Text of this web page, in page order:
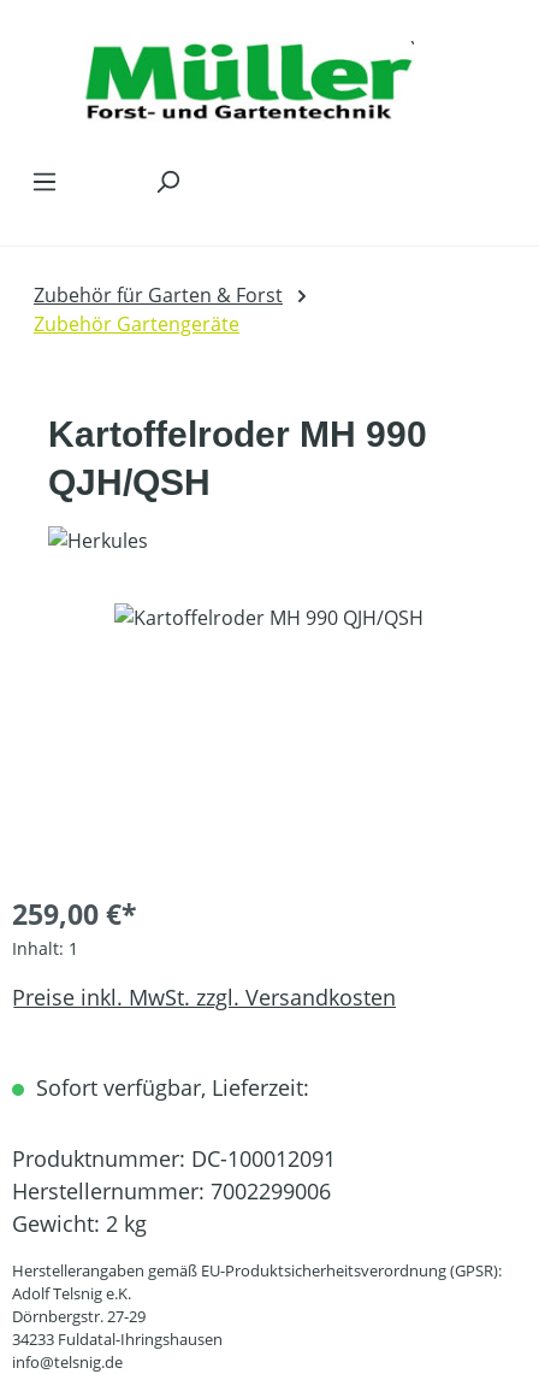
Zubehör für Garten & Forst
Zubehör Gartengeräte
Kartoffelroder MH 990
QJH/QSH
Bildergalerie überspringen
259,00 €*
Inhalt: 1
Preise inkl. MwSt. zzgl. Versandkosten
Sofort verfügbar, Lieferzeit:
Produktnummer: DC-100012091
Herstellernummer: 7002299006
Gewicht: 2 kg
Herstellerangaben gemäß EU-Produktsicherheitsverordnung (GPSR):
Adolf Telsnig e.K.
Dörnbergstr. 27-29
34233 Fuldatal-Ihringshausen
info@telsnig.de